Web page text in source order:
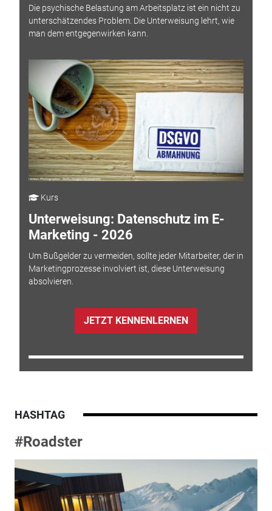
Die psychische Belastung am Arbeitsplatz ist ein nicht zu
unterschätzendes Problem. Die Unterweisung lehrt, wie
man dem entgegenwirken kann.
Kurs
Unterweisung: Datenschutz im E-
Marketing - 2026
Um Bußgelder zu vermeiden, sollte jeder Mitarbeiter, der in
Marketingprozesse involviert ist, diese Unterweisung
absolvieren.
JETZT KENNENLERNEN
HASHTAG
#Roadster